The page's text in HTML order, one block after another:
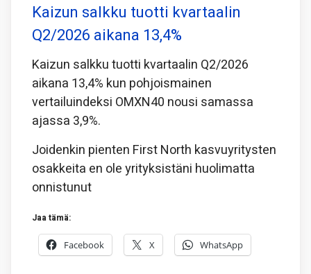
Kaizun salkku tuotti kvartaalin
Q2/2026 aikana 13,4%
Kaizun salkku tuotti kvartaalin Q2/2026
aikana 13,4% kun pohjoismainen
vertailuindeksi OMXN40 nousi samassa
ajassa 3,9%.
Joidenkin pienten First North kasvuyritysten
osakkeita en ole yrityksistäni huolimatta
onnistunut
Jaa tämä:
Facebook X WhatsApp